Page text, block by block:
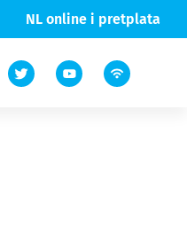
NL online i pretplata